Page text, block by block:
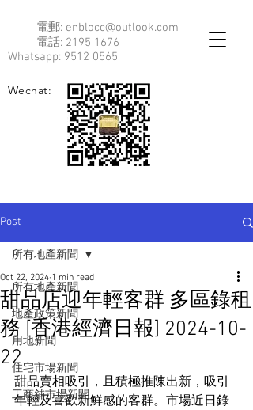
電郵: enblocc@outlook.com
電話: 2195 1676
Whatsapp: 9512 0565
Wechat:
Post
所有地產新聞
地產政策新聞
用地新聞
住宅市場新聞
工商舖市場新聞
所有地產新聞
甜品店迎年輕客群 多區錄租
務 [香港經濟日報] 2024-10-
22
Oct 22, 2024 1 min read
甜品賣相吸引，且積極推陳出新，吸引
年輕及喜歡新鮮感的客群。市場近日錄